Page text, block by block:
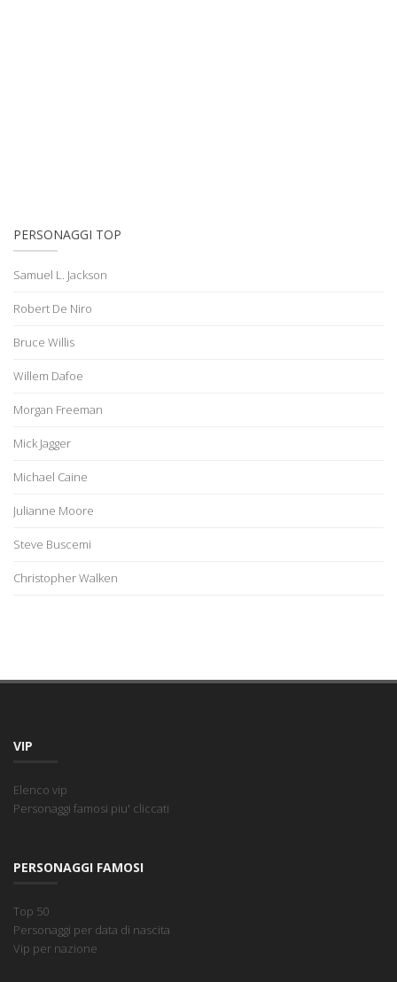
PERSONAGGI TOP
Samuel L. Jackson
Robert De Niro
Bruce Willis
Willem Dafoe
Morgan Freeman
Mick Jagger
Michael Caine
Julianne Moore
Steve Buscemi
Christopher Walken
VIP
Elenco vip
Personaggi famosi piu' cliccati
PERSONAGGI FAMOSI
Top 50
Personaggi per data di nascita
Vip per nazione